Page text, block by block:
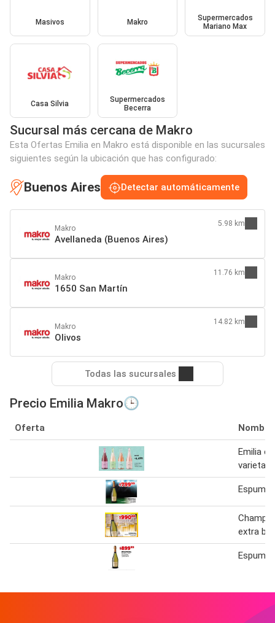
Masivos Makro
Supermercados
Mariano Max
Casa Silvia
Supermercados
Becerra
Sucursal más cercana de Makro
Esta Ofertas Emilia en Makro está disponible en las sucursales
siguientes según la ubicación que has configurado:
Buenos Aires Detectar automáticamente
Makro
Avellaneda (Buenos Aires)
5.98 km
Makro
1650 San Martín
11.76 km
Makro
Olivos
14.82 km
Todas las sucursales
Precio Emilia Makro🕒
Oferta Nombre
Emilia
extra